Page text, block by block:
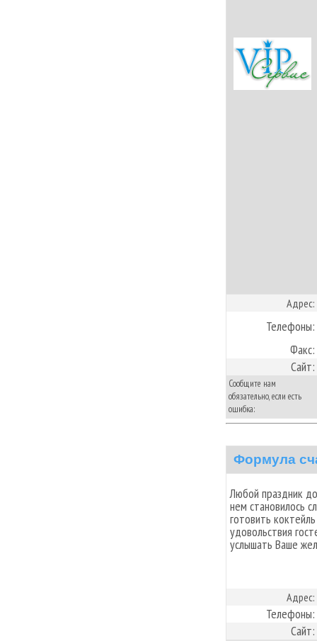
Адрес:
Телефоны:
Факс:
Сайт:
Сообщите нам
обязательно, если есть
ошибка:
Формула
Любой праздник
нем становилось
готовить
удовольствия
услышать Ваше
Адрес:
Телефоны:
Сайт: